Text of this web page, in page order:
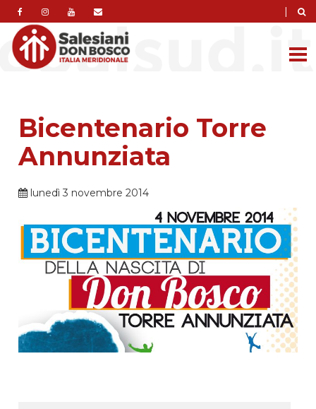
|
Bicentenario Torre
Annunziata
lunedì 3 novembre 2014